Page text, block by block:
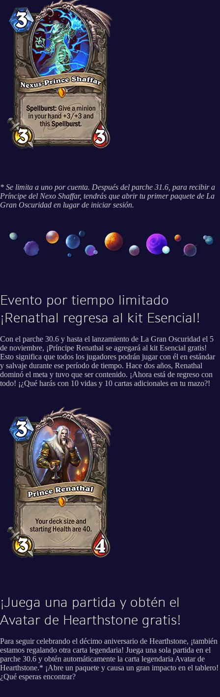
* Se limita a uno por cuenta. Después del parche 31.6, para recibir a
Príncipe del Nexo Shaffar, tendrás que abrir tu primer paquete de La
Gran Oscuridad en lugar de iniciar sesión.
Evento por tiempo limitado
¡Renathal regresa al kit Esencial!
Con el parche 30.6 y hasta el lanzamiento de La Gran Oscuridad el 5
de noviembre, ¡Príncipe Renathal se agregará al kit Esencial gratis!
Esto significa que todos los jugadores podrán jugar con él en estándar
y salvaje durante ese período de tiempo. Hace dos años, Renathal
dominó el meta y tuvo que ser contenido. ¡Ahora está de regreso con
todo! ¡¿Qué harás con 10 vidas y 10 cartas adicionales en tu mazo?!
¡Juega una partida y obtén el
Avatar de Hearthstone gratis!
Para seguir celebrando el décimo aniversario de Hearthstone, ¡también
estamos regalando otra carta legendaria! Juega una sola partida en el
parche 30.6 y obtén automáticamente la carta legendaria Avatar de
Hearthstone.* ¡Abre un paquete y causa un gran impacto en el tablero!
¿Qué esperas encontrar?